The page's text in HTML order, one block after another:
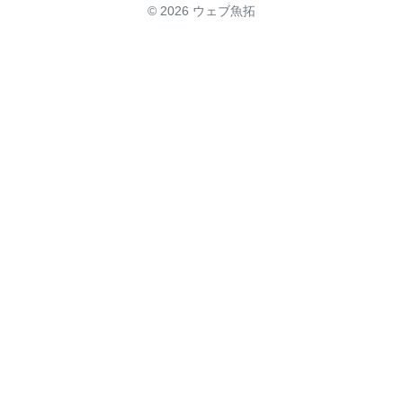
© 2026 ウェブ魚拓